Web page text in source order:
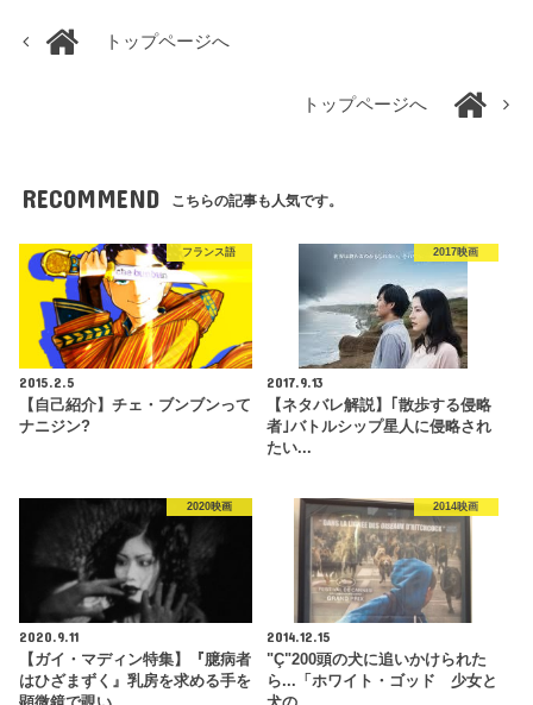
トップページへ
トップページへ
RECOMMEND こちらの記事も人気です。
フランス語
2015.2.5
【自己紹介】チェ・ブンブンって
ナニジン?
2017映画
2017.9.13
【ネタバレ解説】｢散歩する侵略
者｣バトルシップ星人に侵略され
たい...
2020映画
2020.9.11
【ガイ・マディン特集】『臆病者
はひざまずく』乳房を求める手を
2014映画
2014.12.15
"Ç"200頭の犬に追いかけられた
ら...「ホワイト・ゴッド 少女と